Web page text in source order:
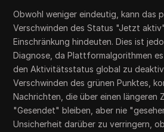
Obwohl weniger eindeutig, kann das
Verschwinden des Status "Jetzt
Einschränkung hindeuten. Dies ist
Diagnose, da Plattformalgorithmen
den Aktivitätsstatus global zu
Verschwinden des grünen Punktes,
Nachrichten, die über einen längeren
"Gesendet" bleiben, aber nie
Unsicherheit darüber zu verringern,